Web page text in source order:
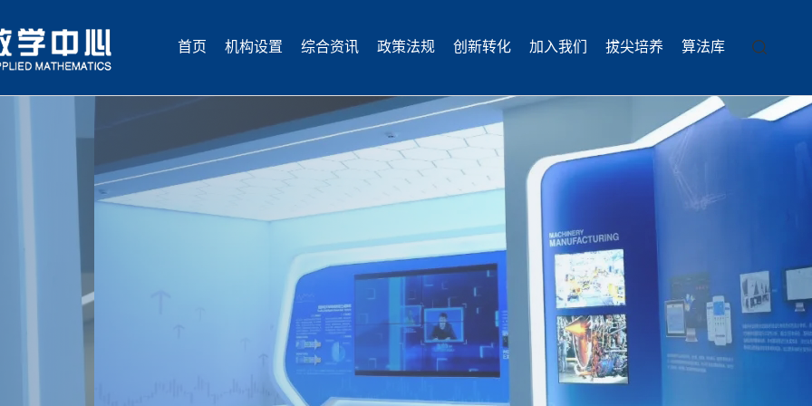
首页 机构设置 综合资讯 政策法规 创新转化 加入我们 拔尖培养 算法库